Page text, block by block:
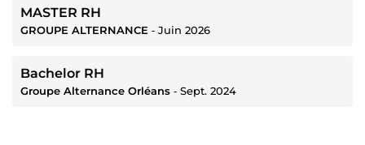
MASTER RH
GROUPE ALTERNANCE ‐ Juin 2026
Bachelor RH
Groupe Alternance Orléans ‐ Sept. 2024